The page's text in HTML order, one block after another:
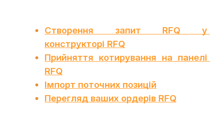
Створення запит RFQ у
конструкторі RFQ
Прийняття котирування на панелі
RFQ
Імпорт поточних позицій
Перегляд ваших ордерів RFQ